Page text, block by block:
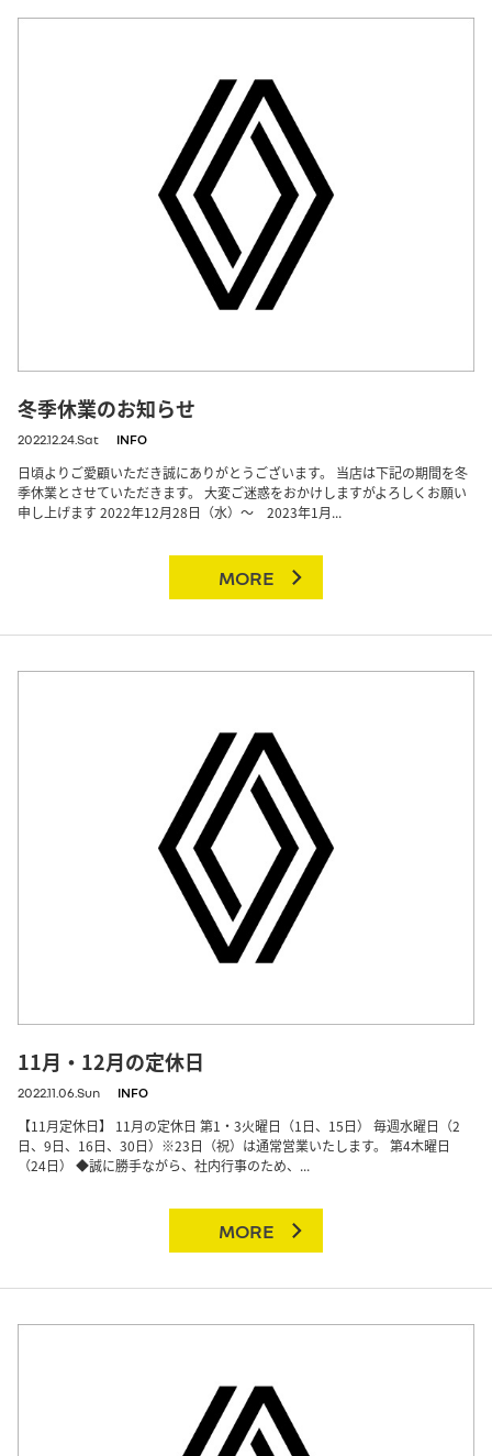
冬季休業のお知らせ
2022.12.24.Sat INFO
日頃よりご愛顧いただき誠にありがとうございます。 当店は下記の期間を冬
季休業とさせていただきます。 大変ご迷惑をおかけしますがよろしくお願い
申し上げます 2022年12月28日（水）～ 2023年1月...
MORE
11月・12月の定休日
2022.11.06.Sun INFO
【11月定休日】 11月の定休日 第1・3火曜日（1日、15日） 毎週水曜日（2
日、9日、16日、30日）※23日（祝）は通常営業いたします。 第4木曜日
（24日） ◆誠に勝手ながら、社内行事のため、...
MORE